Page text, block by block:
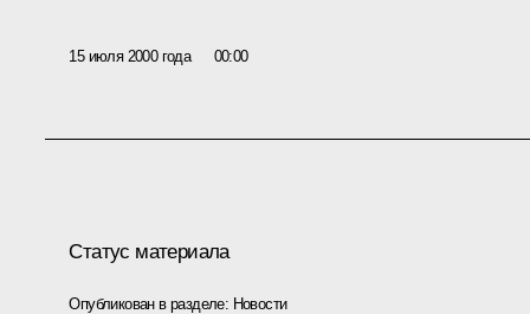
15 июля 2000 года 00:00
Статус материала
Опубликован в разделе: Новости